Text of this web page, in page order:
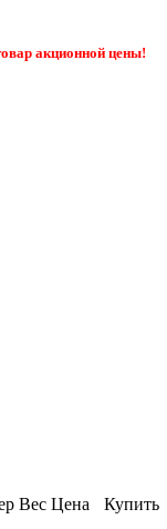
акционной цены!
Вес Цена Купить